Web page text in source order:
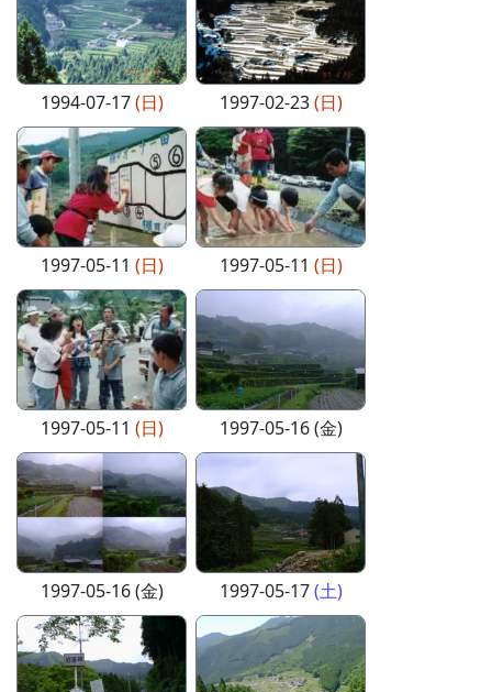
1994-07-17(日) 1997-02-23(日)
1997-05-11 (日) 1997-05-11 (日)
1997-05-11 (日) 1997-05-16 (金)
1997-05-16 (金) 1997-05-17(土)